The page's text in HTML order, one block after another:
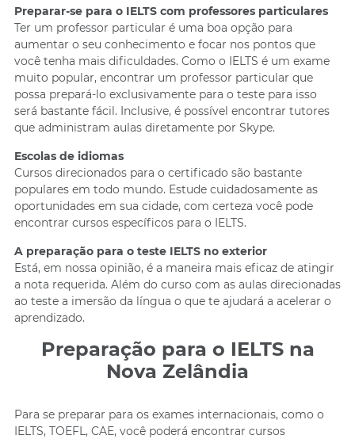
Preparar-se para o IELTS com professores particulares
Ter um professor particular é uma boa opção para
aumentar o seu conhecimento e focar nos pontos que
você tenha mais dificuldades. Como o IELTS é um exame
muito popular, encontrar um professor particular que
possa prepará-lo exclusivamente para o teste para isso
será bastante fácil. Inclusive, é possível encontrar tutores
que administram aulas diretamente por Skype.
Escolas de idiomas
Cursos direcionados para o certificado são bastante
populares em todo mundo. Estude cuidadosamente as
oportunidades em sua cidade, com certeza você pode
encontrar cursos específicos para o IELTS.
A preparação para o teste IELTS no exterior
Está, em nossa opinião, é a maneira mais eficaz de atingir
a nota requerida. Além do curso com as aulas direcionadas
ao teste a imersão da língua o que te ajudará a acelerar o
aprendizado.
Preparação para o IELTS na
Nova Zelândia
Para se preparar para os exames internacionais, como o
IELTS, TOEFL, CAE, você poderá encontrar cursos